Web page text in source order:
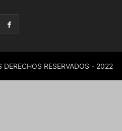
RESERVADOS - 2022